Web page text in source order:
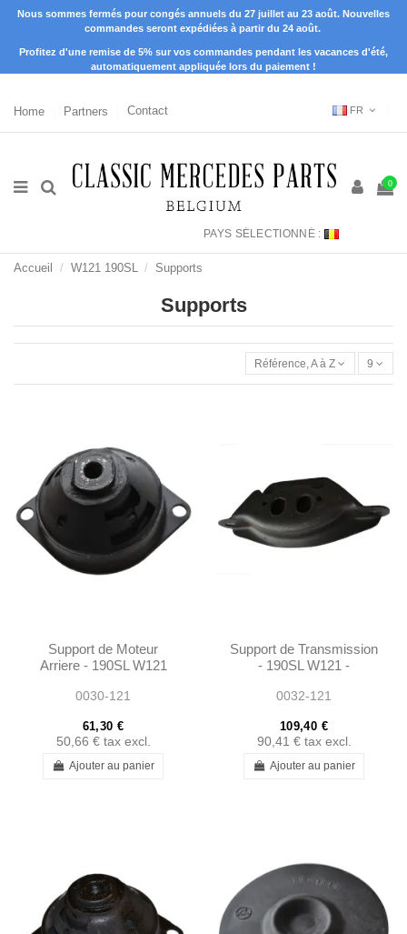
Nous sommes fermés pour congés annuels du 27 juillet au 23 août. Nouvelles
commandes seront expédiées à partir du 24 août.
Profitez d'une remise de 5% sur vos commandes pendant les vacances d'été,
automatiquement appliquée lors du paiement !
Home Partners Contact FR
0
PAYS SÉLECTIONNÉ :
Accueil W121 190SL Supports
Supports
Référence, A à Z 9
Support de Moteur
Arriere - 190SL W121
1202230412
0030-121
61,30 €
50,66 € tax excl.
Ajouter au panier
Support de Transmission
- 190SL W121 -
0032-121
109,40 €
90,41 € tax excl.
Ajouter au panier